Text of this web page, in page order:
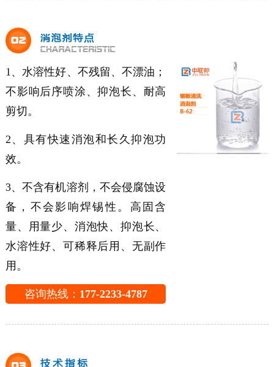
1、水溶性好、不残留、不漂油；
不影响后序喷涂、抑泡长、耐高
剪切。
2、具有快速消泡和长久抑泡功
效。
3、不含有机溶剂，不会侵腐蚀设
备，不会影响焊锡性。高固含
量、用量少、消泡快、抑泡长、
水溶性好、可稀释后用、无副作
用。
咨询热线： 177-2233-4787